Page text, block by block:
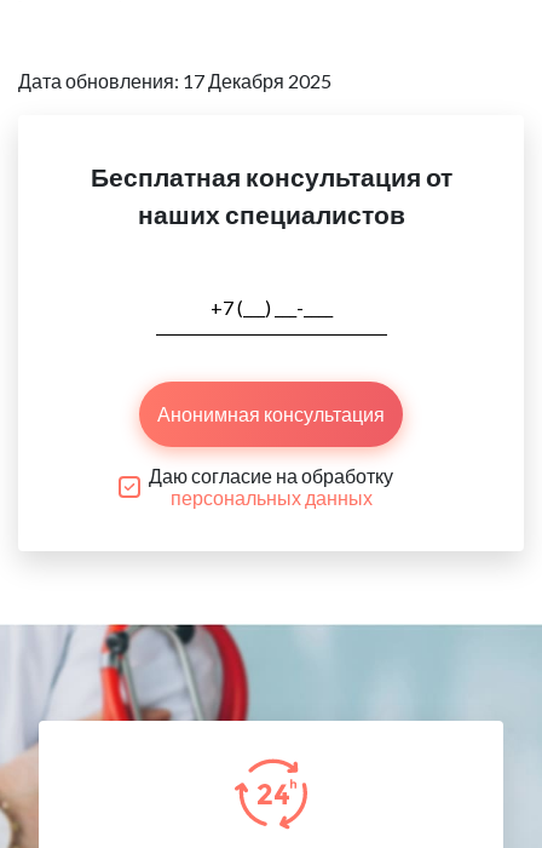
Дата обновления: 17 Декабря 2025
Бесплатная консультация от
наших специалистов
Анонимная консультация
Даю согласие на обработку
персональных данных